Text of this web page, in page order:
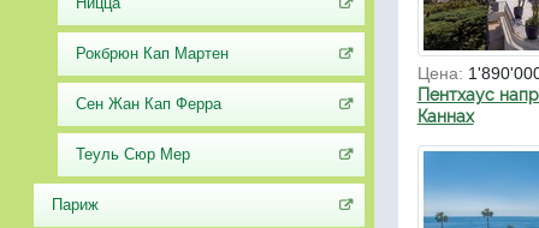
Рокбрюн Кап Мартен
Сен Жан Кап Ферра
Теуль Сюр Мер
Париж
Цена:
Пентхаус
Каннах